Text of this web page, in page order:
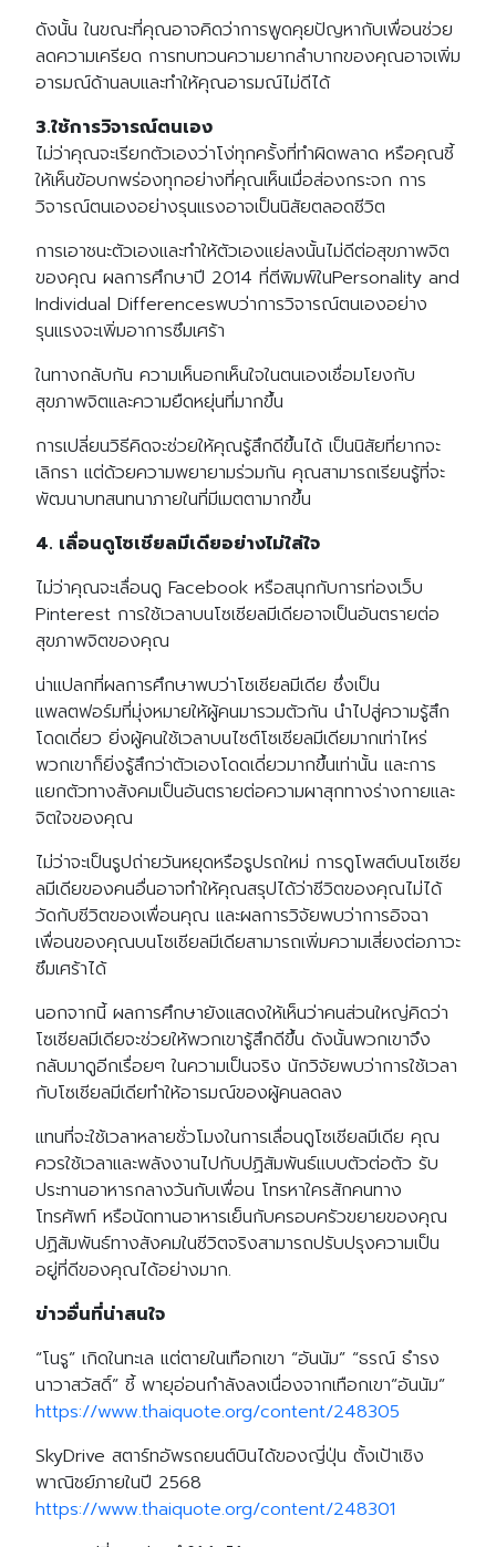
ดังนั้น ในขณะที่คุณอาจคิดว่าการพูดคุยปัญหากับเพื่อนช่วย
ลดความเครียด การทบทวนความยากลำบากของคุณอาจเพิ่ม
อารมณ์ด้านลบและทำให้คุณอารมณ์ไม่ดีได้
3.ใช้การวิจารณ์ตนเอง
ไม่ว่าคุณจะเรียกตัวเองว่าโง่ทุกครั้งที่ทำผิดพลาด หรือคุณชี้
ให้เห็นข้อบกพร่องทุกอย่างที่คุณเห็นเมื่อส่องกระจก การ
วิจารณ์ตนเองอย่างรุนแรงอาจเป็นนิสัยตลอดชีวิต
การเอาชนะตัวเองและทำให้ตัวเองแย่ลงนั้นไม่ดีต่อสุขภาพจิต
ของคุณ ผลการศึกษาปี 2014 ที่ตีพิมพ์ในPersonality and
Individual Differencesพบว่าการวิจารณ์ตนเองอย่าง
รุนแรงจะเพิ่มอาการซึมเศร้า
ในทางกลับกัน ความเห็นอกเห็นใจในตนเองเชื่อมโยงกับ
สุขภาพจิตและความยืดหยุ่นที่มากขึ้น
การเปลี่ยนวิธีคิดจะช่วยให้คุณรู้สึกดีขึ้นได้ เป็นนิสัยที่ยากจะ
เลิกรา แต่ด้วยความพยายามร่วมกัน คุณสามารถเรียนรู้ที่จะ
พัฒนาบทสนทนาภายในที่มีเมตตามากขึ้น
4. เลื่อนดูโซเชียลมีเดียอย่างไม่ใส่ใจ
ไม่ว่าคุณจะเลื่อนดู Facebook หรือสนุกกับการท่องเว็บ
Pinterest การใช้เวลาบนโซเชียลมีเดียอาจเป็นอันตรายต่อ
สุขภาพจิตของคุณ
น่าแปลกที่ผลการศึกษาพบว่าโซเชียลมีเดีย ซึ่งเป็น
แพลตฟอร์มที่มุ่งหมายให้ผู้คนมารวมตัวกัน นำไปสู่ความรู้สึก
โดดเดี่ยว ยิ่งผู้คนใช้เวลาบนไซต์โซเชียลมีเดียมากเท่าไหร่
พวกเขาก็ยิ่งรู้สึกว่าตัวเองโดดเดี่ยวมากขึ้นเท่านั้น และการ
แยกตัวทางสังคมเป็นอันตรายต่อความผาสุกทางร่างกายและ
จิตใจของคุณ
ไม่ว่าจะเป็นรูปถ่ายวันหยุดหรือรูปรถใหม่ การดูโพสต์บนโซเชีย
ลมีเดียของคนอื่นอาจทำให้คุณสรุปได้ว่าชีวิตของคุณไม่ได้
วัดกับชีวิตของเพื่อนคุณ และผลการวิจัยพบว่าการอิจฉา
เพื่อนของคุณบนโซเชียลมีเดียสามารถเพิ่มความเสี่ยงต่อภาวะ
ซึมเศร้าได้
นอกจากนี้ ผลการศึกษายังแสดงให้เห็นว่าคนส่วนใหญ่คิดว่า
โซเชียลมีเดียจะช่วยให้พวกเขารู้สึกดีขึ้น ดังนั้นพวกเขาจึง
กลับมาดูอีกเรื่อยๆ ในความเป็นจริง นักวิจัยพบว่าการใช้เวลา
กับโซเชียลมีเดียทำให้อารมณ์ของผู้คนลดลง
แทนที่จะใช้เวลาหลายชั่วโมงในการเลื่อนดูโซเชียลมีเดีย คุณ
ควรใช้เวลาและพลังงานไปกับปฏิสัมพันธ์แบบตัวต่อตัว รับ
ประทานอาหารกลางวันกับเพื่อน โทรหาใครสักคนทาง
โทรศัพท์ หรือนัดทานอาหารเย็นกับครอบครัวขยายของคุณ
ปฏิสัมพันธ์ทางสังคมในชีวิตจริงสามารถปรับปรุงความเป็น
อยู่ที่ดีของคุณได้อย่างมาก.
ข่าวอื่นที่น่าสนใจ
“โนรู” เกิดในทะเล แต่ตายในเทือกเขา “อันนัม” “ธรณ์ ธำรง
นาวาสวัสดิ์” ชี้ พายุอ่อนกำลังลงเนื่องจากเทือกเขา”อันนัม”
https://www.thaiquote.org/content/248305
SkyDrive สตาร์ทอัพรถยนต์บินได้ของญี่ปุ่น ตั้งเป้าเชิง
พาณิชย์ภายในปี 2568
https://www.thaiquote.org/content/248301